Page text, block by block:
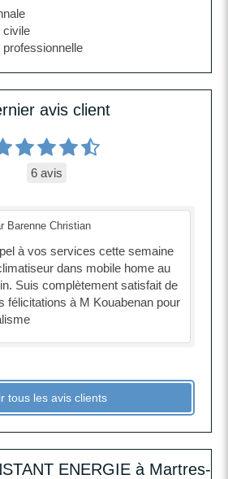
civile
avis client
6 avis
Barenne Christian
à vos services cette semaine
dans mobile home au
Suis complètement satisfait de
félicitations à M Kouabenan pour
tous les avis clients
ENERGIE à Martres-